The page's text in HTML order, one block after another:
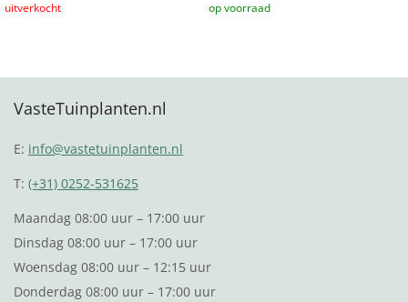
VasteTuinplanten.nl
E: info@vastetuinplanten.nl
T:(+31) 0252-531625
Maandag 08:00 uur – 17:00 uur
Dinsdag 08:00 uur – 17:00 uur
Woensdag 08:00 uur – 12:15 uur
Donderdag 08:00 uur – 17:00 uur